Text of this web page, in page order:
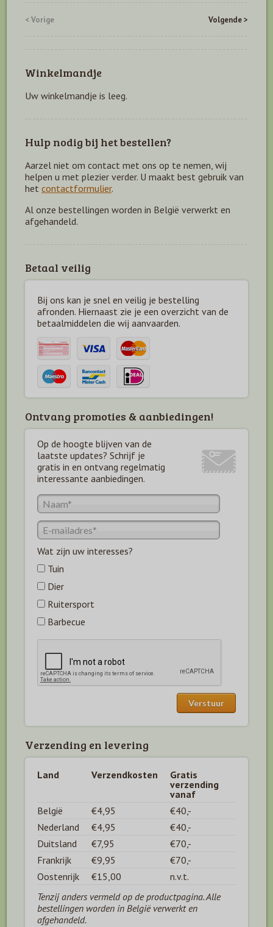
< Vorige Volgende >
Winkelmandje
Uw winkelmandje is leeg.
Hulp nodig bij het bestellen?
Aarzel niet om contact met ons op te nemen, wij
helpen u met plezier verder. U maakt best gebruik van
het contactformulier.
Al onze bestellingen worden in België verwerkt en
afgehandeld.
Betaal veilig
Bij ons kan je snel en veilig je bestelling
afronden. Hiernaast zie je een overzicht van de
betaalmiddelen die wij aanvaarden.
Ontvang promoties & aanbiedingen!
Op de hoogte blijven van de
laatste updates? Schrijf je
gratis in en ontvang regelmatig
interessante aanbiedingen.
Wat zijn uw interesses?
Tuin
Dier
Ruitersport
Barbecue
Verzending en levering
Land Verzendkosten
Gratis
verzending
vanaf
België
€4,95
€40,-
Nederland
€4,95
€40,-
Duitsland
€7,95
€70,-
Frankrijk
€9,95
€70,-
Oostenrijk
€15,00
n.v.t.
Tenzij anders vermeld op de productpagina. Alle
bestellingen worden in België verwerkt en
afgehandeld.